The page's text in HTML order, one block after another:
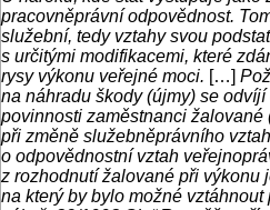
pracovněprávní odpovědnost.
služební, tedy vztahy svou
s určitými modifikacemi, které
rysy výkonu veřejné moci. […]
na náhradu škody (újmy) se
povinnosti zaměstnanci
při změně služebněprávního
o odpovědnostní vztah
z rozhodnutí žalované při výkonu
na který by bylo možné vztáhnout